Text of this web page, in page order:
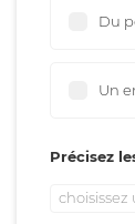
Du
Un
Précisez
choisissez